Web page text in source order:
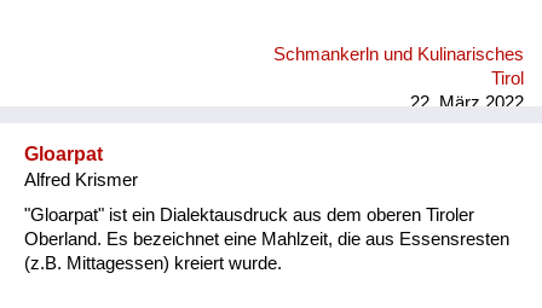
Schmankerln und Kulinarisches
Tirol
22. März 2022
Gloarpat
Alfred Krismer
"Gloarpat" ist ein Dialektausdruck aus dem oberen Tiroler
Oberland. Es bezeichnet eine Mahlzeit, die aus Essensresten
(z.B. Mittagessen) kreiert wurde.